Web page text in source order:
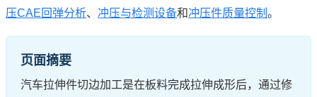
压CAE回弹分析、 冲压与检测设备和冲压件质量控制 。
页面摘要
汽车拉伸件切边加工是在板料完成拉伸成形后，通过修